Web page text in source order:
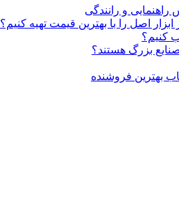
و رانندگی
اصل را با بهترین قیمت تهیه کنیم؟
کنیم؟
بهترین فروشنده